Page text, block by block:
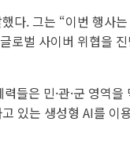
다. 그는 “이번 행사
로벌 사이버 위협을
들은 민·관·군 영역
있는 생성형 AI를 이